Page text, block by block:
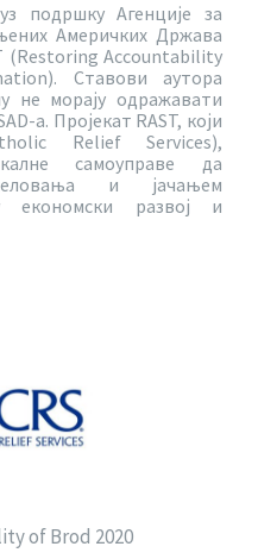
подршку Агенције за
Америчких Држава
(Restoring Accountability
Ставови аутора
не морају одражавати
a. Пројекат RAST, који
Relief Services),
самоуправе да
и јачањем
економски развој и
of Brod 2020